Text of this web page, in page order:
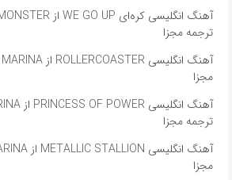
ترجمه مجزا
مجزا
ترجمه مجزا
مجزا